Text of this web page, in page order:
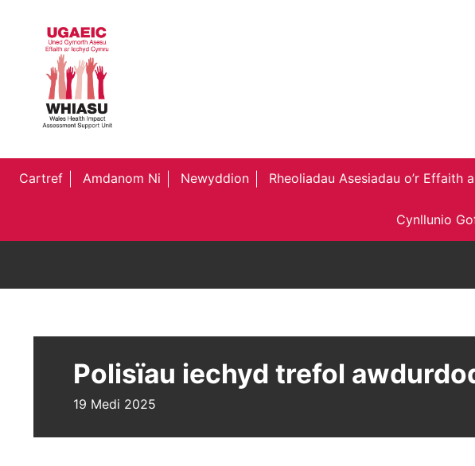
Cartref Amdanom Ni Newyddion Rheoliadau Asesiadau o’r Effaith
Cynllunio
Polisïau iechyd trefol
19 Medi 2025